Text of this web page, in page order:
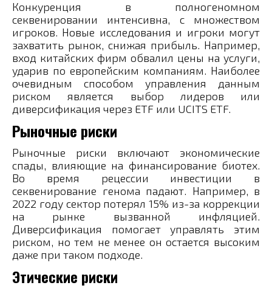
Конкуренция в полногеномном
секвенировании интенсивна, с множеством
игроков. Новые исследования и игроки могут
захватить рынок, снижая прибыль. Например,
вход китайских фирм обвалил цены на услуги,
ударив по европейским компаниям. Наиболее
очевидным способом управления данным
риском является выбор лидеров или
диверсификация через ETF или UCITS ETF.
Рыночные риски
Рыночные риски включают экономические
спады, влияющие на финансирование биотех.
Во время рецессии инвестиции в
секвенирование генома падают. Например, в
2022 году сектор потерял 15% из-за коррекции
на рынке вызванной инфляцией.
Диверсификация помогает управлять этим
риском, но тем не менее он остается высоким
даже при таком подходе.
Этические риски